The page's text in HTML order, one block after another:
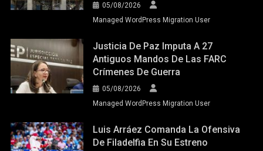
05/08/2026
Managed WordPress Migration User
Justicia De Paz Imputa A 27
Antiguos Mandos De Las FARC
Crímenes De Guerra
05/08/2026
Managed WordPress Migration User
Luis Arráez Comanda La Ofensiva
De Filadelfia En Su Estreno